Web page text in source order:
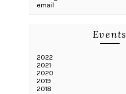
email
Events
2022
2021
2020
2019
2018